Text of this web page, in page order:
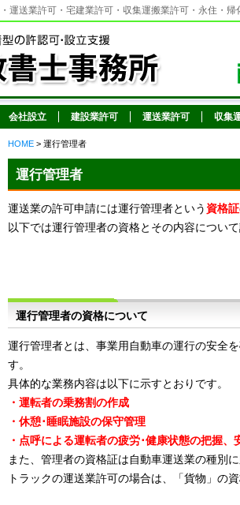
運送業許可・宅建業許可・収集運搬業許可・永住・帰
会社設立 建設業許可 運送業許可 収集
HOME > 運行管理者
運行管理者
運送業の許可申請には運行管理者という 資格
以下では運行管理者の資格とその内容について
運行管理者の資格について
運行管理者とは、事業用自動車の運行の安全
す。
具体的な業務内容は以下に示すとおりです。
・運転者の乗務割の作成
・休憩･睡眠施設の保守管理
・点呼による運転者の疲労･健康状態の把握、
また、管理者の資格証は自動車運送業の種別
トラックの運送業許可の場合は、「貨物」の